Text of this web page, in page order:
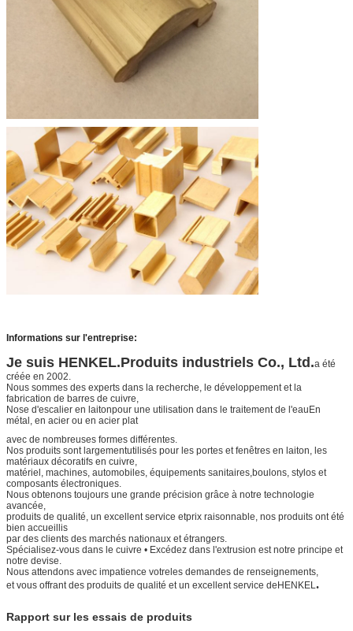
Informations sur l'entreprise:
Je suis HENKEL.Produits industriels Co., Ltd.a été
créée en 2002.
Nous sommes des experts dans la recherche, le développement et la
fabrication de barres de cuivre,
Nose d'escalier en laitonpour une utilisation dans le traitement de l'eauEn
métal, en acier ou en acier plat
avec de nombreuses formes différentes.
Nos produits sont largementutilisés pour les portes et fenêtres en laiton, les
matériaux décoratifs en cuivre,
matériel, machines, automobiles, équipements sanitaires,boulons, stylos et
composants électroniques.
Nous obtenons toujours une grande précision grâce à notre technologie
avancée,
produits de qualité, un excellent service etprix raisonnable, nos produits ont été
bien accueillis
par des clients des marchés nationaux et étrangers.
Spécialisez-vous dans le cuivre • Excédez dans l'extrusion est notre principe et
notre devise.
Nous attendons avec impatience votreles demandes de renseignements,
et vous offrant des produits de qualité et un excellent service deHENKEL.
Rapport sur les essais de produits